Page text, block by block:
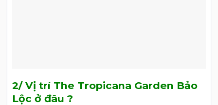
2/ Vị trí The Tropicana Garden Bảo
Lộc ở đâu ?